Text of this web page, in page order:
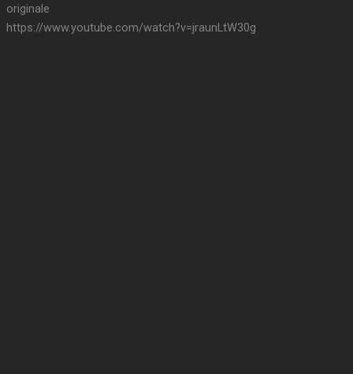
originale
https://www.youtube.com/watch?v=jraunLtW30g